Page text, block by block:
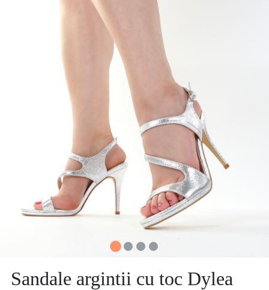
Sandale argintii cu toc Dylea